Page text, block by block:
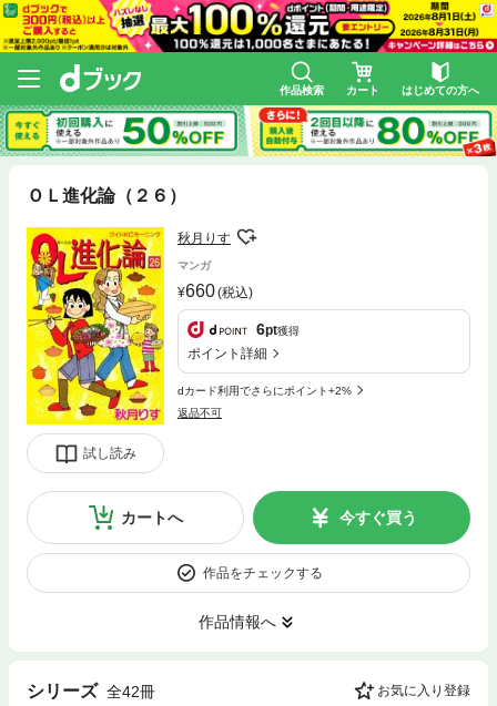
作品検索 カート はじめての方へ
ＯＬ進化論（２６）
試し読み
秋月りす
マンガ
660(税込)
6pt獲得
ポイント詳細
dカード利用でさらにポイント+2%
返品不可
カートへ 今すぐ買う
作品をチェックする
作品情報へ
シリーズ 全42冊 お気に入り登録